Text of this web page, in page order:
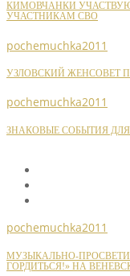
КИМОВЧАНКИ
УЧАСТНИКАМ СВО
pochemuchka2011
УЗЛОВСКИЙ ЖЕНСОВЕТ
pochemuchka2011
ЗНАКОВЫЕ СОБЫТИЯ
pochemuchka2011
МУЗЫКАЛЬНО-
ГОРДИТЬСЯ!» НА